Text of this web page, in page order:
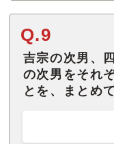
Q.9
吉宗の次男、
の次男をそれ
とを、まとめ